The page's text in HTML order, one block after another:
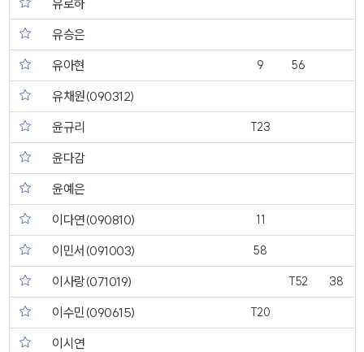
유로하
유승은
유아현
9 56
유채원(090312)
윤규리
T23
윤다감
윤예은
이다연(090810)
11
이민서(091003) 58
이사랑(071019) T52 38
이수민(090615) T20
이시연